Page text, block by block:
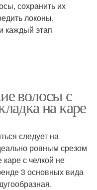
сохранить их
локоны,
каждый этап
волосы с
на каре
следует на
ровным срезом
с челкой не
3 основных вида